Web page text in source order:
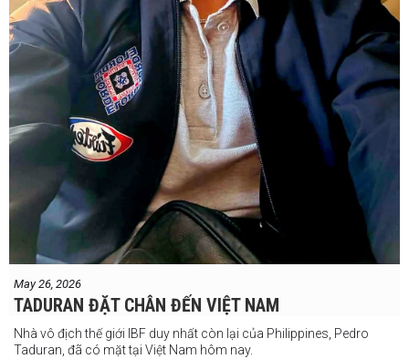
May 26, 2026
TADURAN ĐẶT CHÂN ĐẾN VIỆT NAM
Nhà vô địch thế giới IBF duy nhất còn lại của Philippines, Pedro
Taduran, đã có mặt tại Việt Nam hôm nay.